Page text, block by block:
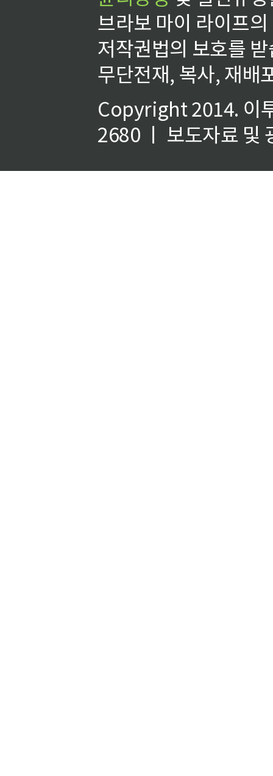
브라보 마이 라이프
저작권법의 보호를
무단전재, 복사, 재배
Copyright 2014. 이
2680 ㅣ 보도자료